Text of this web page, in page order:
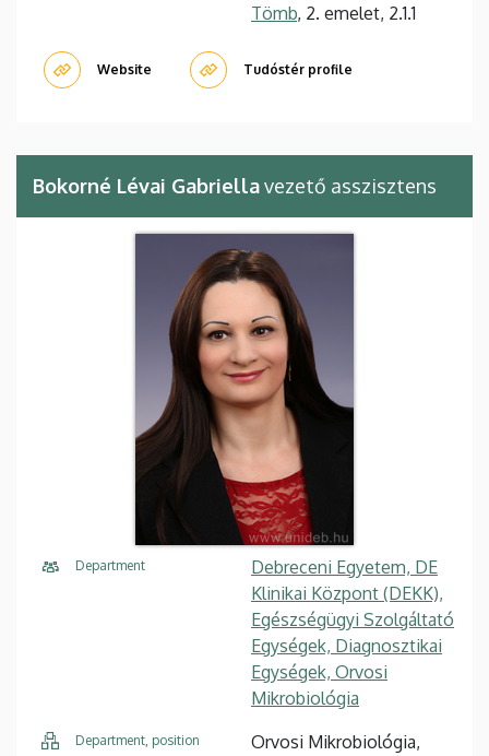
Tömb, 2. emelet, 2.1.1
Website Tudóstér profile
Bokorné Lévai Gabriellavezető asszisztens
Department
Debreceni Egyetem, DE
Klinikai Központ (DEKK),
Egészségügyi Szolgáltató
Egységek, Diagnosztikai
Egységek, Orvosi
Mikrobiológia
Department, position
Orvosi Mikrobiológia,